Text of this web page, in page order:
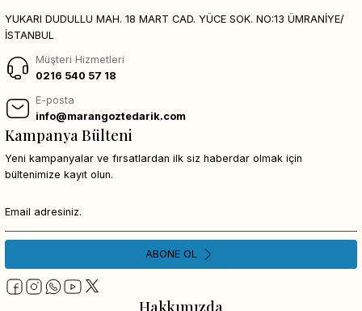
YUKARI DUDULLU MAH. 18 MART CAD. YÜCE SOK. NO:13 ÜMRANİYE/
İSTANBUL
Müşteri Hizmetleri
0216 540 57 18
E-posta
info@marangoztedarik.com
Hakkımızda
Kampanya Bülteni
Yeni kampanyalar ve fırsatlardan ilk siz haberdar olmak için
bültenimize kayıt olun.
ABONE OL